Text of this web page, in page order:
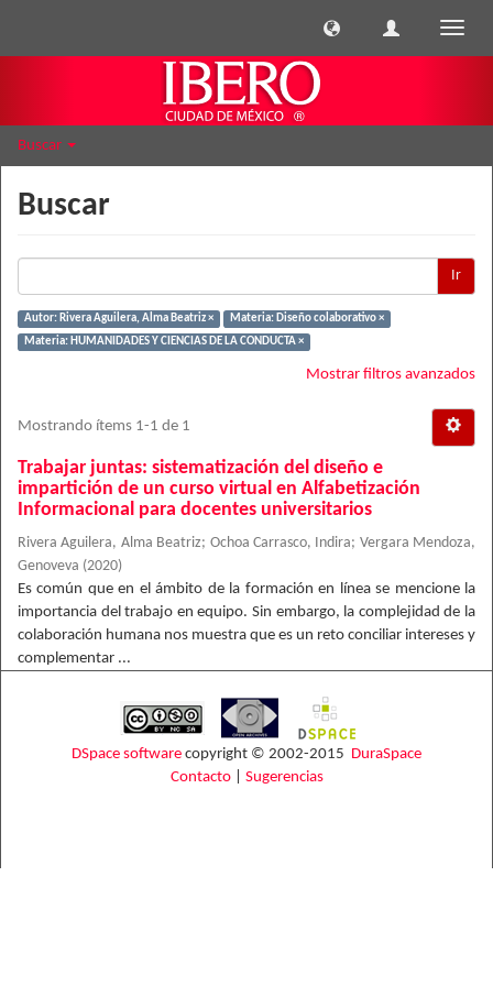
Buscar
Buscar
Ir
Autor: Rivera Aguilera, Alma Beatriz ×
Materia: Diseño colaborativo ×
Materia: HUMANIDADES Y CIENCIAS DE LA CONDUCTA ×
Mostrar filtros avanzados
Mostrando ítems 1-1 de 1
Trabajar juntas: sistematización del diseño e
impartición de un curso virtual en Alfabetización
Informacional para docentes universitarios
Rivera Aguilera, Alma Beatriz; Ochoa Carrasco, Indira; Vergara Mendoza,
Genoveva (2020)
Es común que en el ámbito de la formación en línea se mencione la
importancia del trabajo en equipo. Sin embargo, la complejidad de la
colaboración humana nos muestra que es un reto conciliar intereses y
complementar ...
DSpace software copyright © 2002-2015 DuraSpace
Contacto| Sugerencias